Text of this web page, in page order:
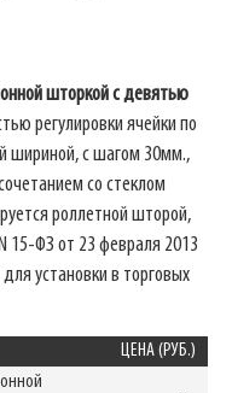
шторкой с девятью
регулировки ячейки по
шириной, с шагом 30мм.,
со стеклом
роллетной шторой,
15-ФЗ от 23 февраля 2013
установки в торговых
ЦЕНА (РУБ.)